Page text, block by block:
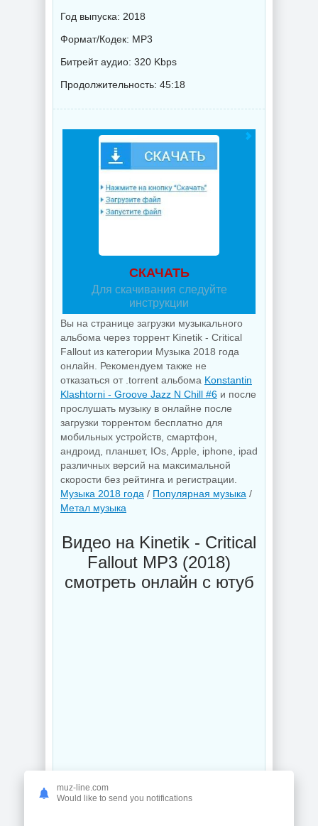
Год выпуска: 2018
Формат/Кодек: MP3
Битрейт аудио: 320 Kbps
Продолжительность: 45:18
СКАЧАТЬ
Для скачивания следуйте
инструкции
Вы на странице загрузки музыкального
альбома через торрент Kinetik - Critical
Fallout из категории Музыка 2018 года
онлайн. Рекомендуем также не
отказаться от .torrent альбома Konstantin
Klashtorni - Groove Jazz N Chill #6 и после
прослушать музыку в онлайне после
загрузки торрентом бесплатно для
мобильных устройств, смартфон,
андроид, планшет, IOs, Apple, iphone, ipad
различных версий на максимальной
скорости без рейтинга и регистрации.
Музыка 2018 года / Популярная музыка /
Метал музыка
Видео на Kinetik - Critical
Fallout MP3 (2018)
смотреть онлайн с ютуб
muz-line.com
Would like to send you notifications